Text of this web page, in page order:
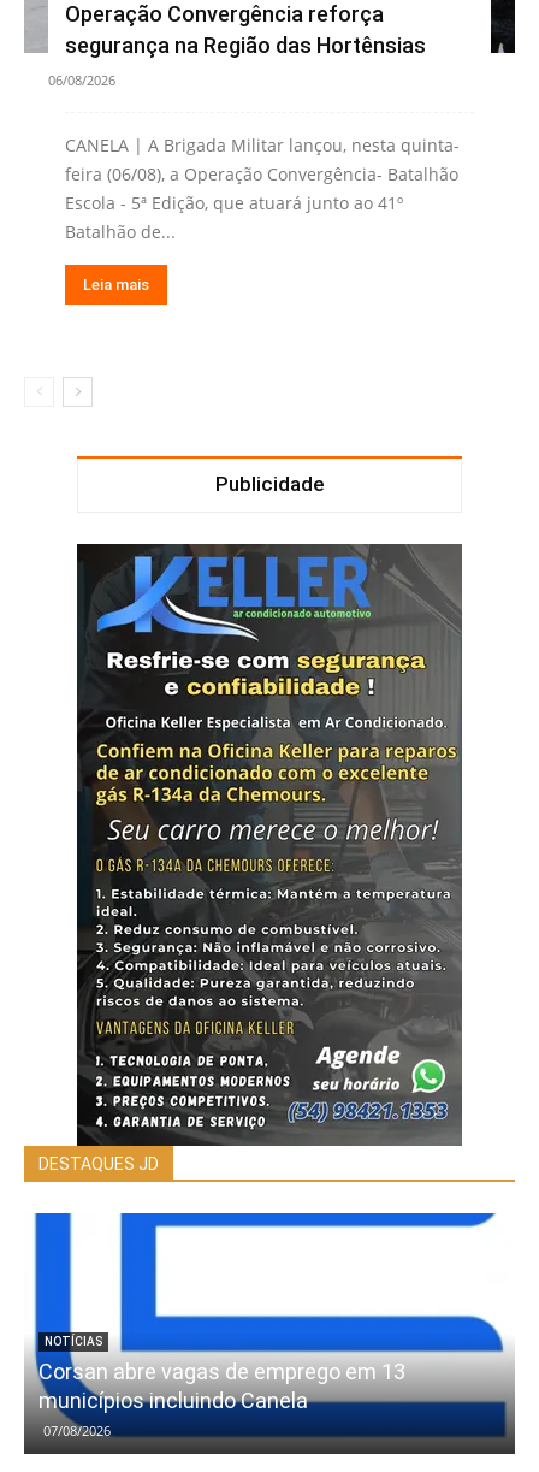
Operação Convergência reforça
segurança na Região das Hortênsias
06/08/2026
CANELA | A Brigada Militar lançou, nesta quinta-
feira (06/08), a Operação Convergência- Batalhão
Escola - 5ª Edição, que atuará junto ao 41º
Batalhão de...
Leia mais
Publicidade
DESTAQUES JD
NOTÍCIAS
Corsan abre vagas de emprego em 13
municípios incluindo Canela
07/08/2026